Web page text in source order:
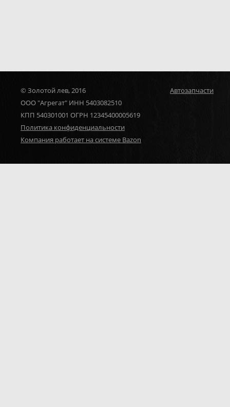
© Золотой лев, 2016
ООО "Агрегат" ИНН 5403082510
КПП 540301001 ОГРН 12345400005619
Политика конфиденциальности
Компания работает на системе Bazon
Автозапчасти